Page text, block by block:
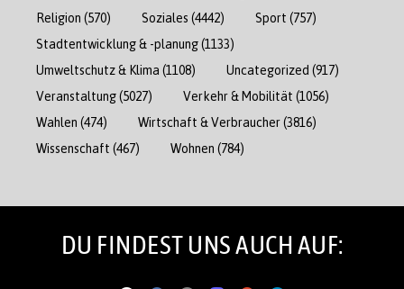
Religion (570) Soziales (4442) Sport (757)
Stadtentwicklung & -planung(1133)
Umweltschutz & Klima (1108) Uncategorized (917)
Veranstaltung(5027) Verkehr & Mobilität (1056)
Wahlen (474) Wirtschaft & Verbraucher(3816)
Wissenschaft (467) Wohnen (784)
DU FINDEST UNS AUCH AUF: